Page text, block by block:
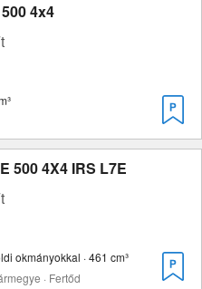
4x4
500 4X4 IRS L7E
okmányokkal · 461 cm³
· Fertőd